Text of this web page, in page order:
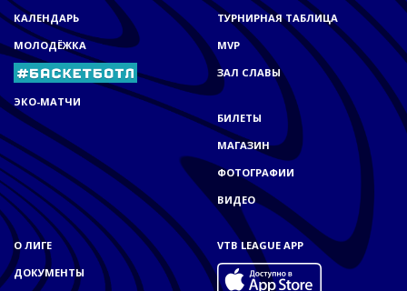
КАЛЕНДАРЬ
МОЛОДЁЖКА
ЭКО-МАТЧИ
ТУРНИРНАЯ ТАБЛИЦА
MVP
ЗАЛ СЛАВЫ
БИЛЕТЫ
МАГАЗИН
ФОТОГРАФИИ
ВИДЕО
О ЛИГЕ
ДОКУМЕНТЫ
VTB LEAGUE APP